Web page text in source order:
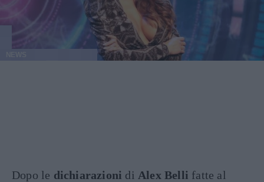
Dopo le dichiarazioni di Alex Belli fatte al